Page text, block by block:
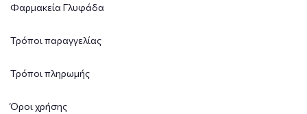
Φαρμακεία Γλυφάδα
Τρόποι παραγγελίας
Τρόποι πληρωμής
Όροι χρήσης